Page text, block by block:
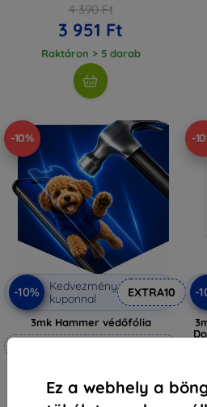
Ez a webhely a
4 390 Ft
3 951 Ft
Raktáron > 5 darab
-10%
-10%
Kedvezmény
kuponnal
EXTRA10
3mk Hammer védőfólia
6 291 Ft
-
-